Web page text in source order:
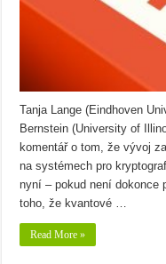
Tanja Lange (Eindhoven
Bernstein (University of
komentář o tom, že vývoj
na systémech pro
nyní – pokud není dokonce
toho, že kvantové …
Read More »